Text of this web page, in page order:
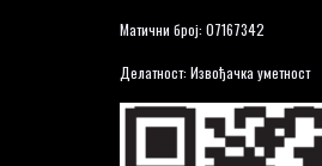
Матични број: 07167342
Делатност: Извођачка уметност